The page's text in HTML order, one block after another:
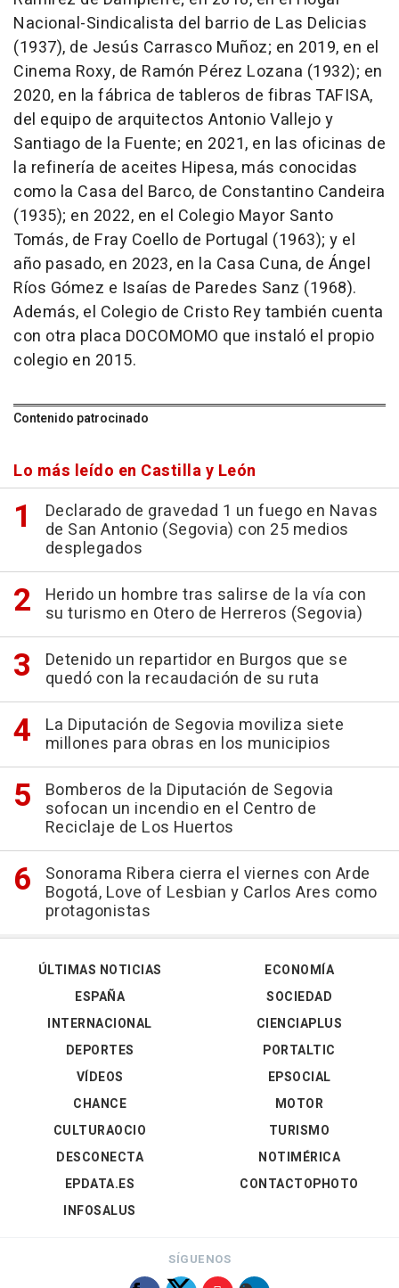
Nacional-Sindicalista del barrio de Las Delicias
(1937), de Jesús Carrasco Muñoz; en 2019, en el
Cinema Roxy, de Ramón Pérez Lozana (1932); en
2020, en la fábrica de tableros de fibras TAFISA,
del equipo de arquitectos Antonio Vallejo y
Santiago de la Fuente; en 2021, en las oficinas de
la refinería de aceites Hipesa, más conocidas
como la Casa del Barco, de Constantino Candeira
(1935); en 2022, en el Colegio Mayor Santo
Tomás, de Fray Coello de Portugal (1963); y el
año pasado, en 2023, en la Casa Cuna, de Ángel
Ríos Gómez e Isaías de Paredes Sanz (1968).
Además, el Colegio de Cristo Rey también cuenta
con otra placa DOCOMOMO que instaló el propio
colegio en 2015.
Contenido patrocinado
Lo más leído en Castilla y León
Declarado de gravedad 1 un fuego en Navas
de San Antonio (Segovia) con 25 medios
desplegados
Herido un hombre tras salirse de la vía con
su turismo en Otero de Herreros (Segovia)
Detenido un repartidor en Burgos que se
quedó con la recaudación de su ruta
La Diputación de Segovia moviliza siete
millones para obras en los municipios
Bomberos de la Diputación de Segovia
sofocan un incendio en el Centro de
Reciclaje de Los Huertos
Sonorama Ribera cierra el viernes con Arde
Bogotá, Love of Lesbian y Carlos Ares como
protagonistas
ÚLTIMAS NOTICIAS
ESPAÑA
INTERNACIONAL
DEPORTES
VÍDEOS
ECONOMÍA
SOCIEDAD
CIENCIAPLUS
PORTALTIC
EPSOCIAL
CHANCE
CULTURAOCIO
DESCONECTA
EPDATA.ES
INFOSALUS
MOTOR
TURISMO
NOTIMÉRICA
CONTACTOPHOTO
SÍGUENOS